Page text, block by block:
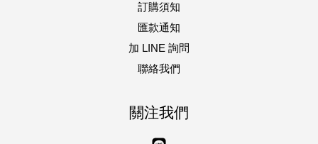
訂購須知
匯款通知
加 LINE 詢問
聯絡我們
關注我們